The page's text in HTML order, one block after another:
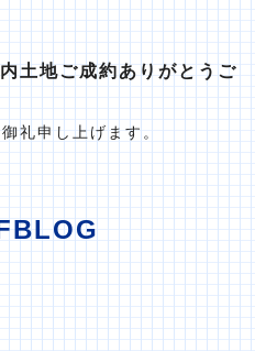
土地ご成約ありがとうご
礼申し上げます。